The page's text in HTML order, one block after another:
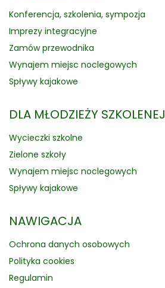
Konferencja, szkolenia, sympozja
Imprezy integracyjne
Zamów przewodnika
Wynajem miejsc noclegowych
Spływy kajakowe
DLA MŁODZIEŻY SZKOLENEJ
Wycieczki szkolne
Zielone szkoły
Wynajem miejsc noclegowych
Spływy kajakowe
NAWIGACJA
Ochrona danych osobowych
Polityka cookies
Regulamin